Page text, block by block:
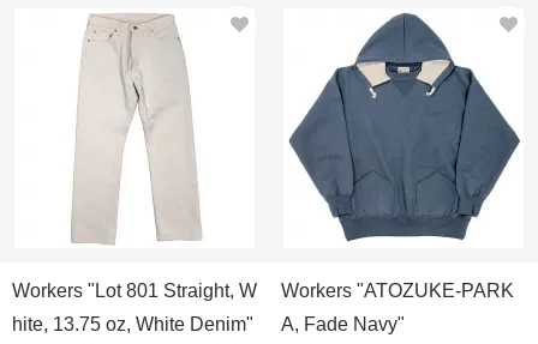
Workers "Lot 801 Straight, W
hite, 13.75 oz, White Denim"
Workers "ATOZUKE-PARK
A, Fade Navy"